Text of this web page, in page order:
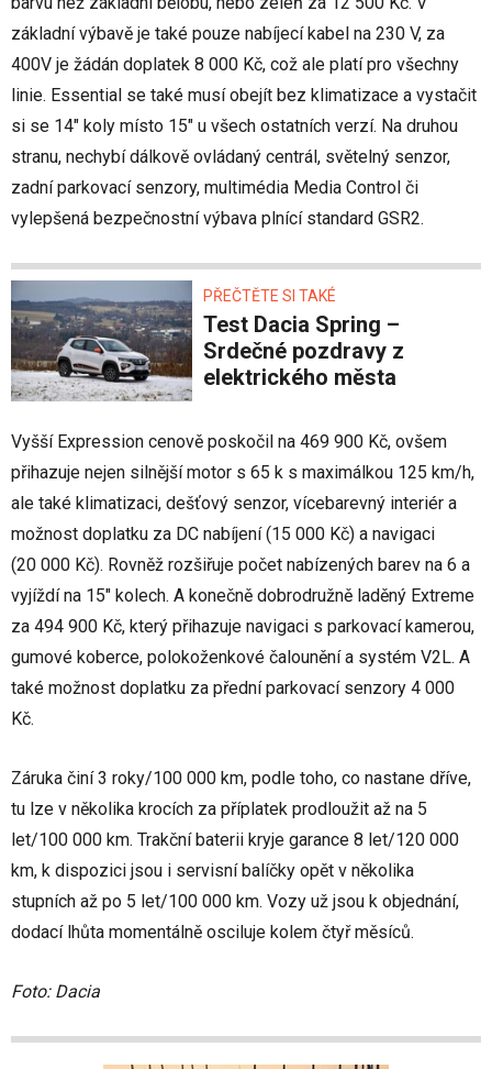
základní výbavě je také pouze nabíjecí kabel na 230 V, za
400V je žádán doplatek 8 000 Kč, což ale platí pro všechny
linie. Essential se také musí obejít bez klimatizace a vystačit
si se 14" koly místo 15" u všech ostatních verzí. Na druhou
stranu, nechybí dálkově ovládaný centrál, světelný senzor,
zadní parkovací senzory, multimédia Media Control či
vylepšená bezpečnostní výbava plnící standard GSR2.
PŘEČTĚTE SI TAKÉ
Test Dacia Spring –
Srdečné pozdravy z
elektrického města
Vyšší Expression cenově poskočil na 469 900 Kč, ovšem
přihazuje nejen silnější motor s 65 k s maximálkou 125 km/h,
ale také klimatizaci, dešťový senzor, vícebarevný interiér a
možnost doplatku za DC nabíjení (15 000 Kč) a navigaci
(20 000 Kč). Rovněž rozšiřuje počet nabízených barev na 6 a
vyjíždí na 15" kolech. A konečně dobrodružně laděný Extreme
za 494 900 Kč, který přihazuje navigaci s parkovací kamerou,
gumové koberce, polokoženkové čalounění a systém V2L. A
také možnost doplatku za přední parkovací senzory 4 000
Kč.
Záruka činí 3 roky/100 000 km, podle toho, co nastane dříve,
tu lze v několika krocích za příplatek prodloužit až na 5
let/100 000 km. Trakční baterii kryje garance 8 let/120 000
km, k dispozici jsou i servisní balíčky opět v několika
stupních až po 5 let/100 000 km. Vozy už jsou k objednání,
dodací lhůta momentálně osciluje kolem čtyř měsíců.
Foto: Dacia